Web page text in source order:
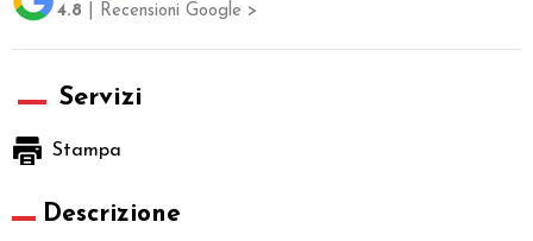
4.8 | Recensioni Google >
Servizi
Stampa
Descrizione